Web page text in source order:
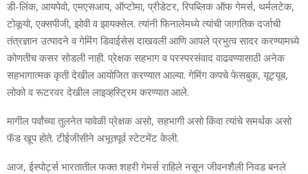
डी-लिंक, आयपेवो, एमएसआय, ऑप्‍टोमा, प्रीडेटर, रिपब्लिक ऑफ गेमर्स, थर्मलटेक,
टोकूयो, एक्‍सपीजी, झोवी व झायक्‍सेल. त्‍यांनी फिनालेमध्‍ये त्‍यांची जागतिक दर्जाची
तंत्रज्ञान उत्‍पादने व गेमिंग डिवाईसेस दाखवली आणि आपले प्रभुत्‍व सादर करण्‍यामध्‍ये
कोणतीच कसर सोडली नाही. प्रेक्षक सहभाग व परस्‍परसंवाद वाढवण्‍यासाठी अनेक
सहभागात्‍मक कृती देखील आयोजित करण्‍यात आल्‍या. गेमिंग कपचे फेसबुक, यूट्यूब,
लोको व रूटरवर देखील लाइव्‍हस्ट्रिम करण्‍यात आले.
मागील पर्वांच्‍या तुलनेत यावेळी प्रेक्षक असो, सहभागी असो किंवा त्‍यांचे समर्थक असो
फॅड खूप होते. टीईजीसीने अभूतपूर्व स्‍टेटमेंट केली.
आज, ईस्‍पोर्ट्स भारतातील फक्‍त शहरी गेमर्स राहिले नसून जीवनशैली निवड बनले